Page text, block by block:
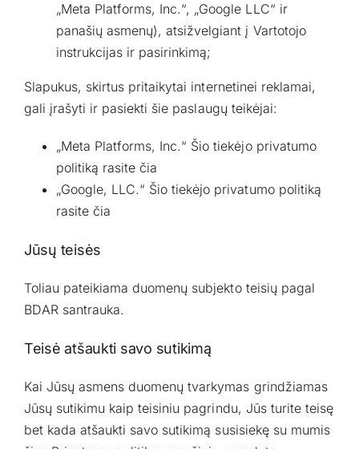
„Meta Platforms, Inc.“, „Google LLC“ ir
panašių asmenų), atsižvelgiant į Vartotojo
instrukcijas ir pasirinkimą;
Slapukus, skirtus pritaikytai internetinei reklamai,
gali įrašyti ir pasiekti šie paslaugų teikėjai:
„Meta Platforms, Inc.“ Šio tiekėjo privatumo
politiką rasite čia
„Google, LLC.“ Šio tiekėjo privatumo politiką
rasite čia
Jūsų teisės
Toliau pateikiama duomenų subjekto teisių pagal
BDAR santrauka.
Teisė atšaukti savo sutikimą
Kai Jūsų asmens duomenų tvarkymas grindžiamas
Jūsų sutikimu kaip teisiniu pagrindu, Jūs turite teisę
bet kada atšaukti savo sutikimą susisiekę su mumis